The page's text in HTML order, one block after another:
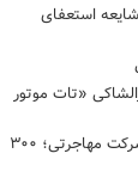
استعفای
«تات موتور
کلاهبرداری ۴ همتی یک شرکت مهاجرتی؛ ۳۰۰